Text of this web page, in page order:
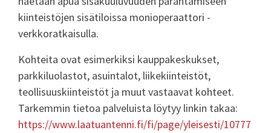
kiinteistöjen sisätiloissa monioperaattori -
verkkoratkaisulla.
Kohteita ovat esimerkiksi kauppakeskukset,
parkkiluolastot, asuintalot, liikekiinteistöt,
teollisuuskiinteistöt ja muut vastaavat kohteet.
Tarkemmin tietoa palveluista löytyy linkin takaa:
https://www.laatuantenni.fi/fi/page/yleisesti/10777